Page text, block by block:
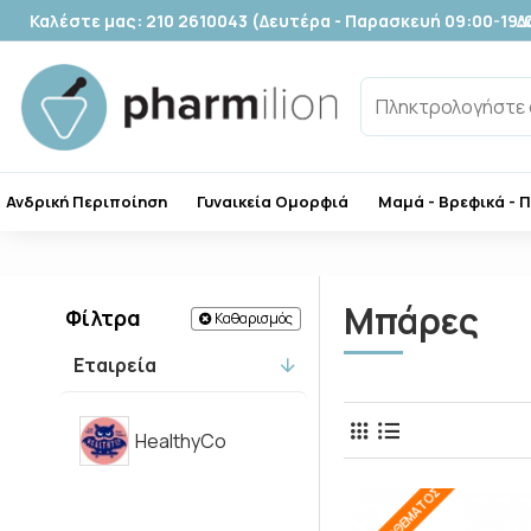
Καλέστε μας: 210 2610043 (Δευτέρα - Παρασκευή 09:00-
Ανδρική Περιποίηση Γυναικεία Ομορφιά Μαμά - Βρεφικά -
Φίλτρα Καθαρισμός
Εταιρεία
HealthyCo
Μπάρες